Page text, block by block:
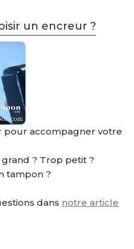
un encreur ?
pour accompagner votre
? Trop petit ?
tampon ?
dans notre article